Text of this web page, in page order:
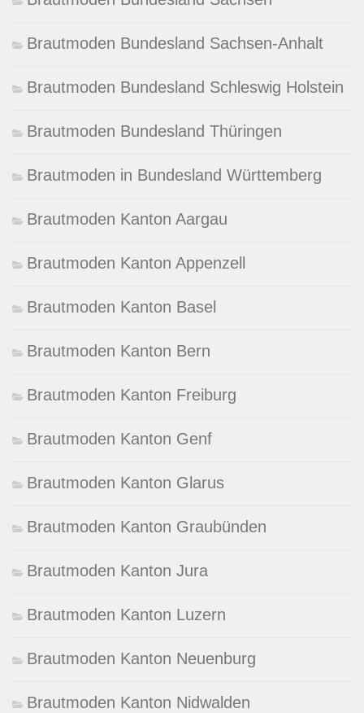
Brautmoden Bundesland Sachsen-Anhalt
Brautmoden Bundesland Schleswig Holstein
Brautmoden Bundesland Thüringen
Brautmoden in Bundesland Württemberg
Brautmoden Kanton Aargau
Brautmoden Kanton Appenzell
Brautmoden Kanton Basel
Brautmoden Kanton Bern
Brautmoden Kanton Freiburg
Brautmoden Kanton Genf
Brautmoden Kanton Glarus
Brautmoden Kanton Graubünden
Brautmoden Kanton Jura
Brautmoden Kanton Luzern
Brautmoden Kanton Neuenburg
Brautmoden Kanton Nidwalden